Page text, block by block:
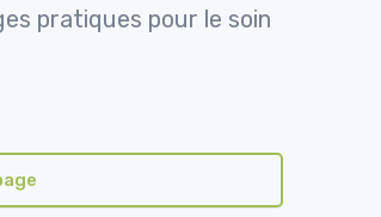
pratiques pour le soin